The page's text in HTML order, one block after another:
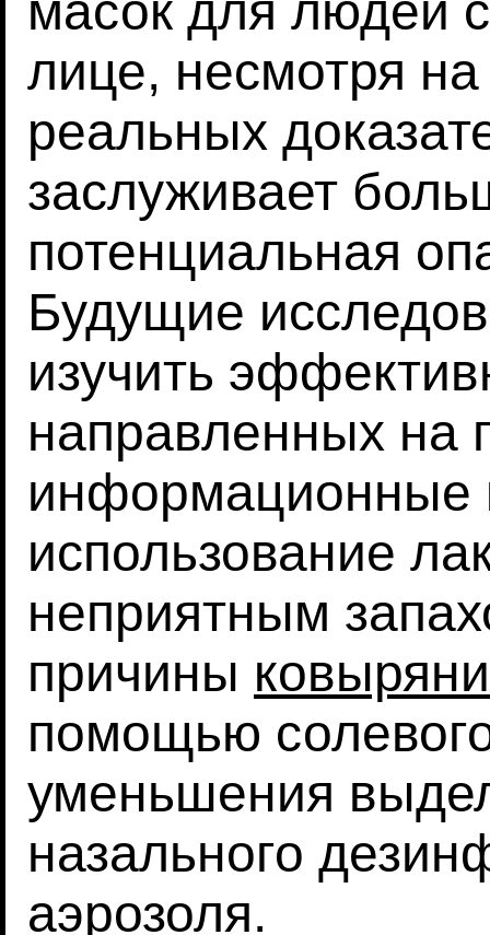
лице, несмотря на
реальных
заслуживает
потенциальная
Будущие
изучить
направленных на
информационные
использование
неприятным
причины
помощью
уменьшения
назального
аэрозоля.